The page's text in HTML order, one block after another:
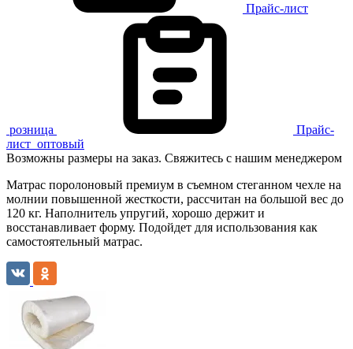
Прайс-лист
розница
Прайс-
лист оптовый
Возможны размеры на заказ. Свяжитесь с нашим менеджером
Матрас поролоновый премиум в съемном стеганном чехле на
молнии повышенной жесткости, рассчитан на большой вес до
120 кг. Наполнитель упругий, хорошо держит и
восстанавливает форму. Подойдет для использования как
самостоятельный матрас.